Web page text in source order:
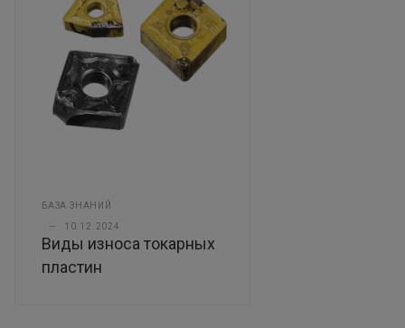
БАЗА ЗНАНИЙ
— 10.12.2024
Виды износа токарных
пластин